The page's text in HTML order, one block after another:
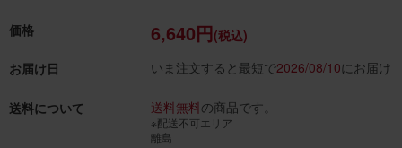
価格 6,640円(税込)
お届け日
いま注文すると最短で2026/08/10にお届け
送料について 送料無料の商品です。
※配送不可エリア
離島